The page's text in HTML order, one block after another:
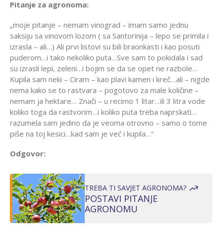
Pitanje za agronoma:
„moje pitanje – nemam vinograd – imam samo jednu
saksiju sa vinovom lozom ( sa Santorinija – lepo se primila i
izrasla – ali…) Ali prvi listovi su bili braonkasti i kao posuti
puderom…i tako nekoliko puta…Sve sam to pokidala i sad
su izrasli lepi, zeleni…i bojim se da se opet ne razbole…
Kupila sam neki – Ciram – kao plavi kamen i kreč…ali – nigde
nema kako se to rastvara – pogotovo za male količine –
nemam ja hektare… Znači – u recimo 1 litar…ili 3 litra vode
koliko toga da rastvorim…i koliko puta treba naprskati…
razumela sam jedino da je veoma otrovno – samo o tome
piše na toj kesici…kad sam je već i kupila…“
Odgovor:
TREBA TI SAVJET AGRONOMA?
POSTAVI PITANJE
AGRONOMU